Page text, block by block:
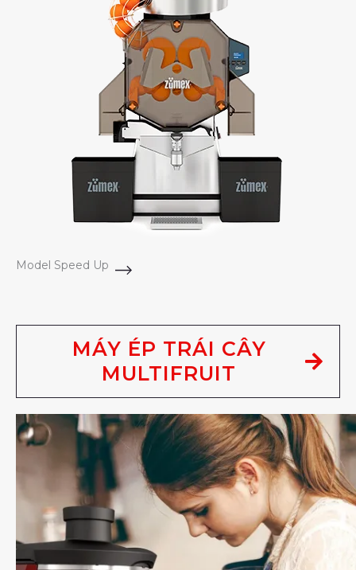
Model Speed Up
MÁY ÉP TRÁI CÂY
MULTIFRUIT